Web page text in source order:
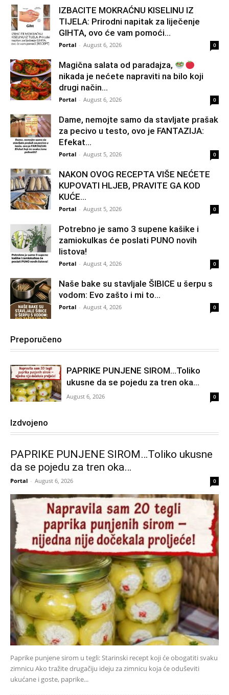
IZBACITE MOKRAĆNU KISELINU IZ
TIJELA: Prirodni napitak za liječenje
GIHTA, ovo će vam pomoći...
Portal - August 6, 2026 0
Magična salata od paradajza,
nikada je nećete napraviti na bilo koji
drugi način…
Portal - August 6, 2026 0
Dame, nemojte samo da stavljate prašak
za pecivo u testo, ovo je FANTAZIJA:
Efekat...
Portal - August 5, 2026 0
NAKON OVOG RECEPTA VIŠE NEĆETE
KUPOVATI HLJEB, PRAVITE GA KOD
KUĆE…
Portal - August 5, 2026 0
Potrebno je samo 3 supene kašike i
zamiokulkas će poslati PUNO novih
listova!
Portal - August 4, 2026 0
Naše bake su stavljale ŠIBICE u šerpu s
vodom: Evo zašto i mi to...
Portal - August 4, 2026 0
Preporučeno
PAPRIKE PUNJENE SIROM…Toliko
ukusne da se pojedu za tren oka…
August 6, 2026 0
Izdvojeno
PAPRIKE PUNJENE SIROM…Toliko ukusne
da se pojedu za tren oka…
Portal - August 6, 2026 0
Paprike punjene sirom u tegli: Starinski recept koji će obogatiti svaku
zimnicu Ako tražite drugačiju ideju za zimnicu koja će oduševiti
ukućane i goste, paprike...